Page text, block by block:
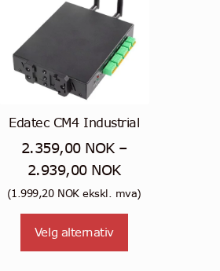
Edatec CM4 Industrial
2.359,00 NOK –
2.939,00 NOKPrisområde:
2.359,00 NOK
til
(1.999,20 NOKekskl. mva)
Velg alternativ